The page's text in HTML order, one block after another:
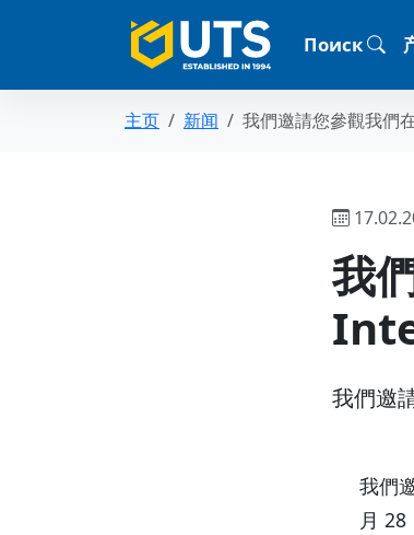
Поиск
主页 新闻 我們邀請您參觀我們
我
我們邀
我們
月